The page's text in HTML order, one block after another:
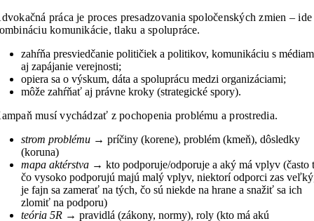
práca je proces presadzovania spoločenských zmien – ide
komunikácie, tlaku a spolupráce.
zahŕňa presviedčanie političiek a politikov, komunikáciu s
aj zapájanie verejnosti;
opiera sa o výskum, dáta a spoluprácu medzi organizáciami;
môže zahŕňať aj právne kroky (strategické spory).
musí vychádzať z pochopenia problému a prostredia.
strom problému → príčiny (korene), problém (kmeň), dôsledky
(koruna)
mapa aktérstva → kto podporuje/odporuje a aký má vplyv (často
čo vysoko podporujú majú malý vplyv, niektorí odporci zas
je fajn sa zamerať na tých, čo sú niekde na hrane a snažiť sa ich
zlomiť na podporu)
teória 5R → pravidlá (zákony, normy), roly (kto má akú